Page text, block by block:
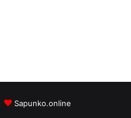
Sapunko.online